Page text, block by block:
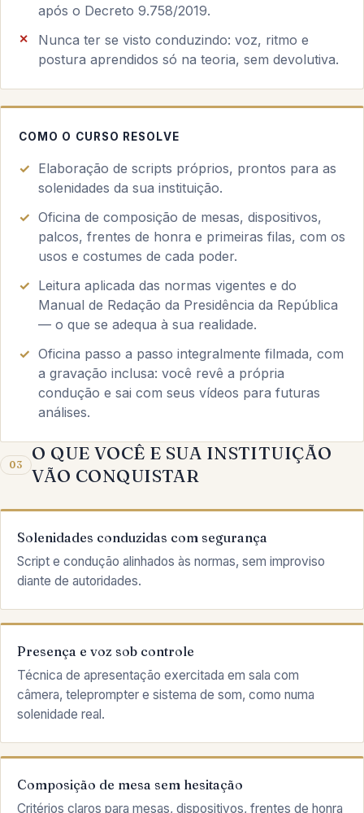
após o Decreto 9.758/2019.
Nunca ter se visto conduzindo: voz, ritmo e
postura aprendidos só na teoria, sem devolutiva.
COMO O CURSO RESOLVE
Elaboração de scripts próprios, prontos para as
solenidades da sua instituição.
Oficina de composição de mesas, dispositivos,
palcos, frentes de honra e primeiras filas, com os
usos e costumes de cada poder.
Leitura aplicada das normas vigentes e do
Manual de Redação da Presidência da República
— o que se adequa à sua realidade.
Oficina passo a passo integralmente filmada, com
a gravação inclusa: você revê a própria
condução e sai com seus vídeos para futuras
análises.
03
O QUE VOCÊ E SUA INSTITUIÇÃO
VÃO CONQUISTAR
Solenidades conduzidas com segurança
Script e condução alinhados às normas, sem improviso
diante de autoridades.
Presença e voz sob controle
Técnica de apresentação exercitada em sala com
câmera, teleprompter e sistema de som, como numa
solenidade real.
Composição de mesa sem hesitação
Critérios claros para mesas, dispositivos, frentes de honra